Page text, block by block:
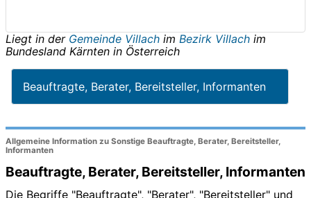
Liegt in der Gemeinde Villach im Bezirk Villach im
Bundesland Kärnten in Österreich
Beauftragte, Berater, Bereitsteller, Informanten
Allgemeine Information zu Sonstige Beauftragte, Berater, Bereitsteller,
Informanten
Beauftragte, Berater, Bereitsteller, Informanten
Die Begriffe "Beauftragte", "Berater", "Bereitsteller" und